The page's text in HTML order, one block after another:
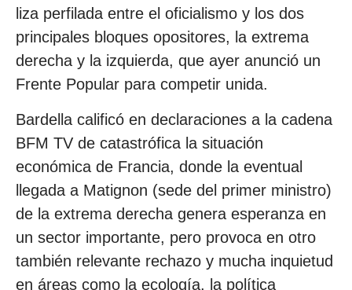
liza perfilada entre el oficialismo y los dos
principales bloques opositores, la extrema
derecha y la izquierda, que ayer anunció un
Frente Popular para competir unida.
Bardella calificó en declaraciones a la cadena
BFM TV de catastrófica la situación
económica de Francia, donde la eventual
llegada a Matignon (sede del primer ministro)
de la extrema derecha genera esperanza en
un sector importante, pero provoca en otro
también relevante rechazo y mucha inquietud
en áreas como la ecología, la política